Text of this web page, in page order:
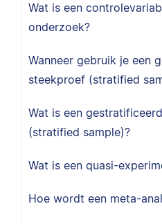
Wat is een
onderzoek?
Wanneer gebruik je een
steekproef (stratified
Wat is een
(stratified sample)?
Wat is een quasi-
Hoe wordt een meta-